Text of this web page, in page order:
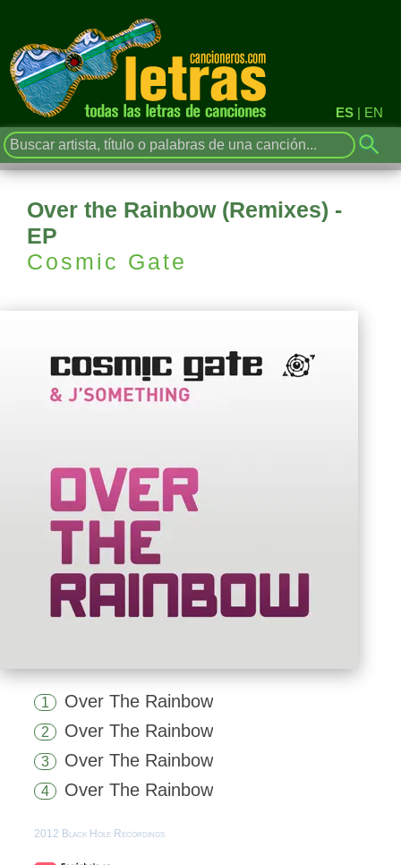
ES | EN
Over the Rainbow (Remixes) -
EP
Cosmic Gate
1 Over The Rainbow
2 Over The Rainbow
3 Over The Rainbow
4 Over The Rainbow
2012 Black Hole Recordings